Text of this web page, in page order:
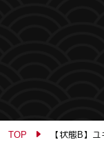
TOP 【状態B】